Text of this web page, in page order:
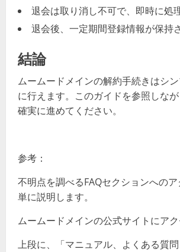
退会は取り消し不可で、即時に処
退会後、一定期間登録情報が保持
結論
ムームードメインの解約手続きはシ
に行えます。このガイドを参照しな
確実に進めてください。
参考：
不明点を調べるFAQセクションへの
単に説明します。
ムームードメインの公式サイトにアク
上段に、「マニュアル、よくある質